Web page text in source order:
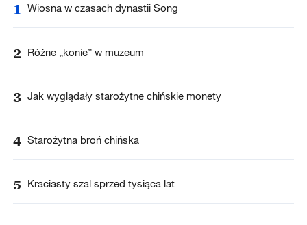
1 Wiosna w czasach dynastii Song
2 Różne „konie” w muzeum
3 Jak wyglądały starożytne chińskie monety
4 Starożytna broń chińska
5 Kraciasty szal sprzed tysiąca lat